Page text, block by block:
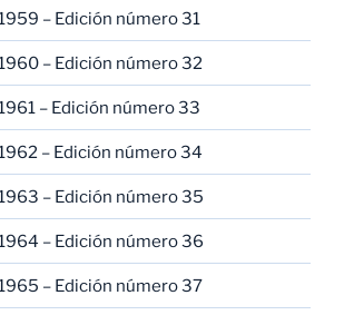
– Edición número 31
– Edición número 32
– Edición número 33
– Edición número 34
– Edición número 35
– Edición número 36
– Edición número 37